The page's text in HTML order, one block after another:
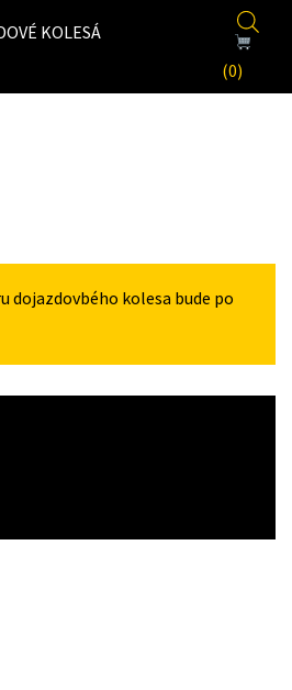
KOLESÁ
(0)
dojazdovbého kolesa bude po